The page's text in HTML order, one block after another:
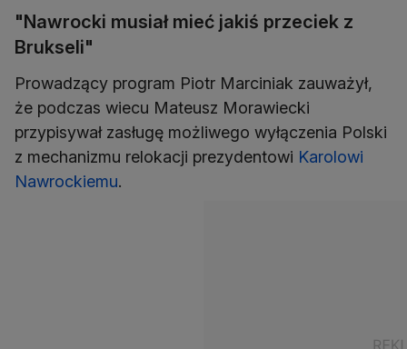
"Nawrocki musiał mieć jakiś przeciek z
Brukseli"
Prowadzący program Piotr Marciniak zauważył,
że podczas wiecu Mateusz Morawiecki
przypisywał zasługę możliwego wyłączenia Polski
z mechanizmu relokacji prezydentowi Karolowi
Nawrockiemu.